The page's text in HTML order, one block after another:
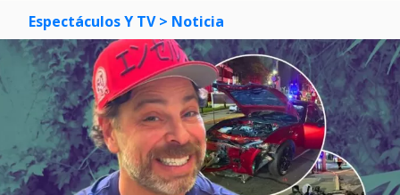
RBB / Redes sociales
Periodista José Antonio Neme
sufre accidente de tránsito: chocó